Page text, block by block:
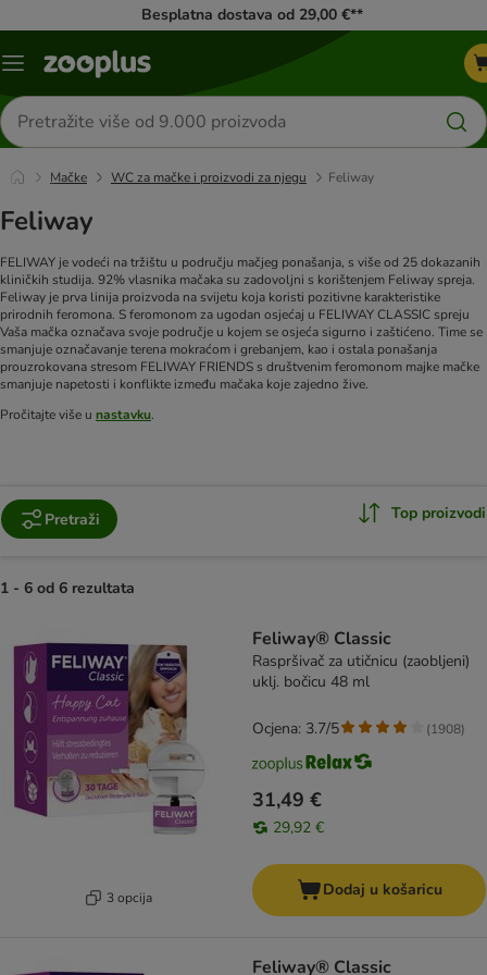
Besplatna dostava od 29,00 €**
Izbornik
Traži
proizvode
Mačke WC za mačke i proizvodi za njegu Feliway
Feliway
FELIWAY je vodeći na tržištu u području mačjeg ponašanja, s više od 25 dokazanih
kliničkih studija. 92% vlasnika mačaka su zadovoljni s korištenjem Feliway spreja.
Feliway je prva linija proizvoda na svijetu koja koristi pozitivne karakteristike
prirodnih feromona. S feromonom za ugodan osjećaj u FELIWAY CLASSIC spreju
Vaša mačka označava svoje područje u kojem se osjeća sigurno i zaštićeno. Time se
smanjuje označavanje terena mokraćom i grebanjem, kao i ostala ponašanja
prouzrokovana stresom FELIWAY FRIENDS s društvenim feromonom majke mačke
smanjuje napetosti i konflikte između mačaka koje zajedno žive.
Pročitajte više u nastavku.
Pretraži Top proizvodi
1 - 6 od 6 rezultata
3 opcija
Feliway® Classic
Raspršivač za utičnicu (zaobljeni)
uklj. bočicu 48 ml
31,49 €
29,92 €
Ocjena: 3.7/5 (1908)
Dodaj u košaricu
Feliway® Classic